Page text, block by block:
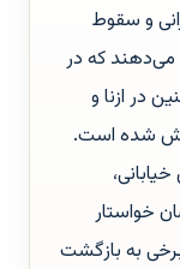
و سقوط
که در
در ازنا و
شده است.
خواستار
به بازگشت